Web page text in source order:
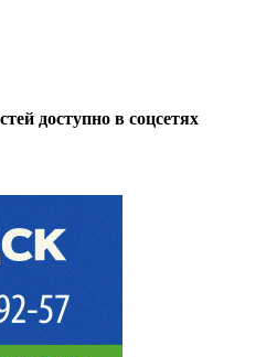
доступно в соцсетях